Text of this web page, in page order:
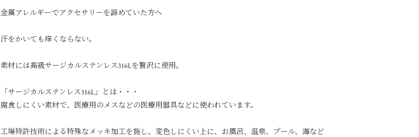
金属アレルギーでアクセサリーを諦めていた方へ
汗をかいても痒くならない。
素材には高級サージカルステンレス316Lを贅沢に使用。
「サージカルステンレス316L」とは・・・
腐食しにくい素材で、医療用のメスなどの医療用器具などに使われています。
工場特許技術による特殊なメッキ加工を施し、変色しにくい上に、お風呂、温泉、プール、海など